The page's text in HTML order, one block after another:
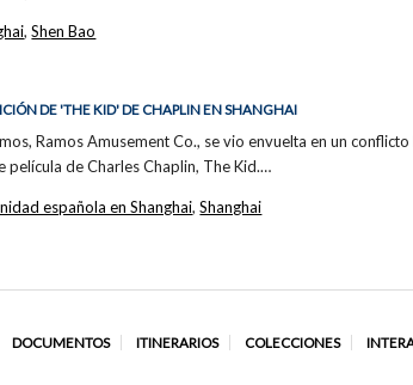
,Shen Bao
DE 'THE KID' DE CHAPLIN EN SHANGHAI
Ramos Amusement Co., se vio envuelta en un
película de Charles Chaplin, The Kid.…
española en Shanghai,Shanghai
DOCUMENTOS ITINERARIOS COLECCIONES